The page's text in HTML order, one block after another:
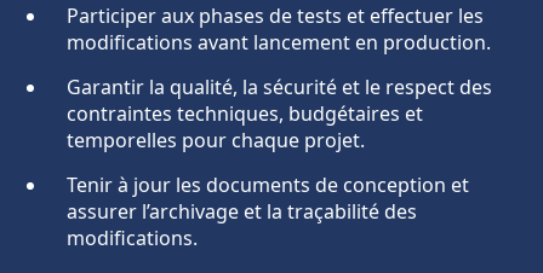
Participer aux phases de tests et effectuer les
modifications avant lancement en production.
Garantir la qualité, la sécurité et le respect des
contraintes techniques, budgétaires et
temporelles pour chaque projet.
Tenir à jour les documents de conception et
assurer l’archivage et la traçabilité des
modifications.